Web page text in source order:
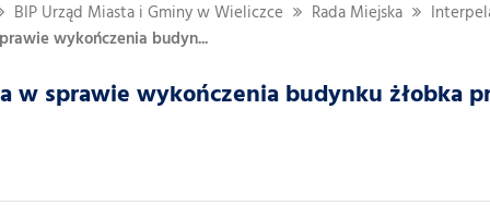
BIP Urząd Miasta i Gminy w Wieliczce Rada Miejska
wykończenia budyn...
w sprawie wykończenia budynku żłobka